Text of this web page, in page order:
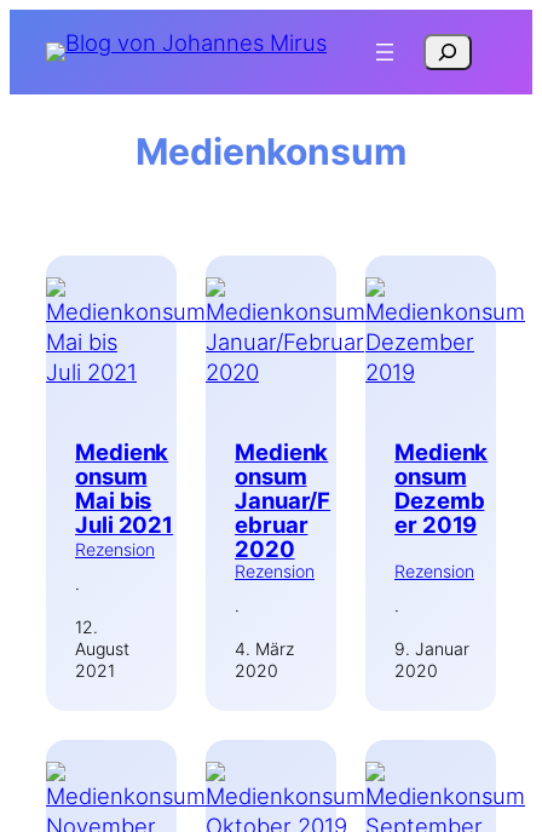
Inhalt
Suchen
Medienkonsum
Medienk
onsum
Mai bis
Juli 2021
Rezension
·
12.
August
2021
Medienk
onsum
Januar/F
ebruar
2020
Rezension
·
4. März
2020
Medienk
onsum
Dezemb
er 2019
Rezension
·
9. Januar
2020